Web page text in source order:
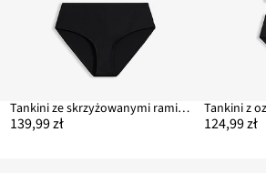
Tankini ze skrzyżowanymi ramiączkami z szybkoschnącego materiału (komplet 2-cz.)
139,99 zł 124,99 zł